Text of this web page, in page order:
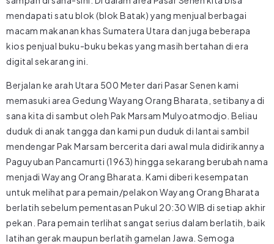
mendapati satu blok (blok Batak) yang menjual berbagai
macam makanan khas Sumatera Utara dan juga beberapa
kios penjual buku-buku bekas yang masih bertahan di era
digital sekarang ini.
Berjalan ke arah Utara 500 Meter dari Pasar Senen kami
memasuki area Gedung Wayang Orang Bharata, setibanya di
sana kita di sambut oleh Pak Marsam Mulyoatmodjo. Beliau
duduk di anak tangga dan kami pun duduk di lantai sambil
mendengar Pak Marsam bercerita dari awal mula didirikannya
Paguyuban Pancamurti (1963) hingga sekarang berubah nama
menjadi Wayang Orang Bharata. Kami diberi kesempatan
untuk melihat para pemain/pelakon Wayang Orang Bharata
berlatih sebelum pementasan Pukul 20:30 WIB di setiap akhir
pekan. Para pemain terlihat sangat serius dalam berlatih, baik
latihan gerak maupun berlatih gamelan Jawa. Semoga